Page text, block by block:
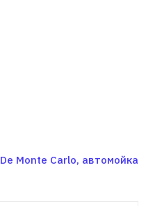
De Monte Carlo, автомойка